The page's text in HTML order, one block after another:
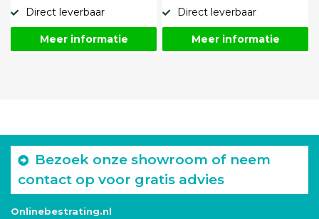
Direct leverbaar
Meer informatie
Direct leverbaar
Meer informatie
Bezoek onze showroom of neem
contact op voor gratis advies
Onlinebestrating.nl